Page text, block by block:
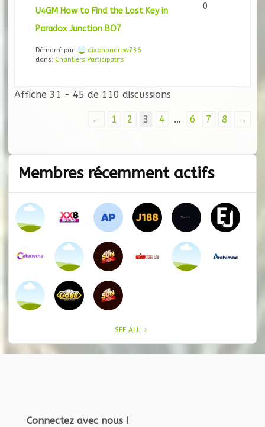
U4GM How to Find the Lost Key in
Paradox Junction BO7
Démarré par:
dixonandrew736
dans: Chantiers Participatifs
0
Affiche 31 - 45 de 110 discussions
← 1 2 3 4 … 6 7 8 →
Membres récemment actifs
SEE ALL
Connectez avec nous !